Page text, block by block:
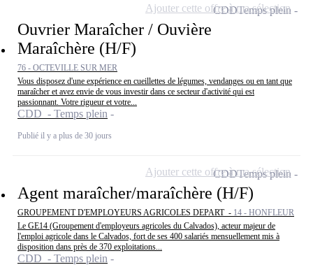
Ouvrier Maraîcher / Ouvière
Maraîchère (H/F)
76 - OCTEVILLE SUR MER
Vous disposez d'une expérience en cueillettes de légumes, vendanges ou en tant que
maraîcher et avez envie de vous investir dans ce secteur d'activité qui est
passionnant. Votre rigueur et votre...
CDD - Temps plein
Publié il y a plus de 30 jours
CDDTemps plein
Ajouter cette offre à ma sélection
Agent maraîcher/maraîchère (H/F)
GROUPEMENT D'EMPLOYEURS AGRICOLES DEPART - 14 - HONFLEUR
Le GE14 (Groupement d'employeurs agricoles du Calvados), acteur majeur de
l'emploi agricole dans le Calvados, fort de ses 400 salariés mensuellement mis à
disposition dans près de 370 exploitations...
CDD - Temps plein
CDDTemps plein
Ajouter cette offre à ma sélection